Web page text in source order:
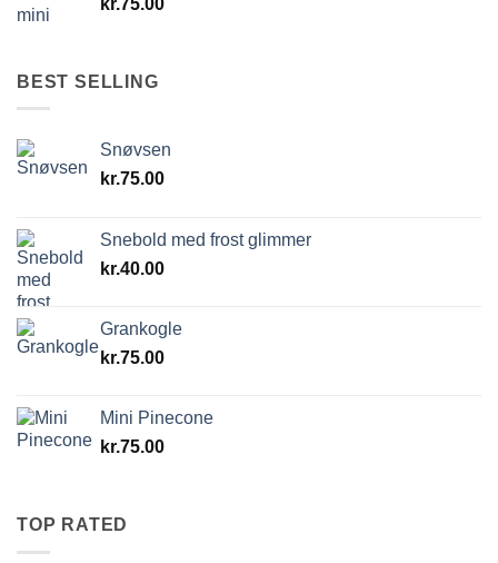
BEST SELLING
Snøvsen
kr.75.00
Snebold med frost glimmer
kr.40.00
Grankogle
kr.75.00
Mini Pinecone
kr.75.00
TOP RATED